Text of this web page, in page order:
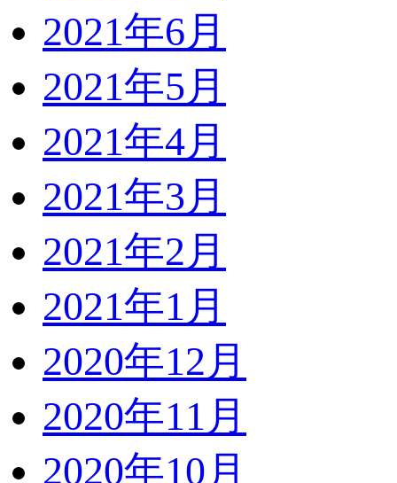
2021年6月
2021年5月
2021年4月
2021年3月
2021年2月
2021年1月
2020年12月
2020年11月
2020年10月